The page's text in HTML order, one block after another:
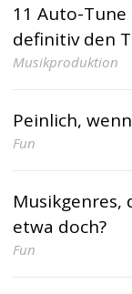
11 Auto-Tune
definitiv den
Musikproduktion
Peinlich,
Fun
Musikgenres,
etwa doch?
Fun